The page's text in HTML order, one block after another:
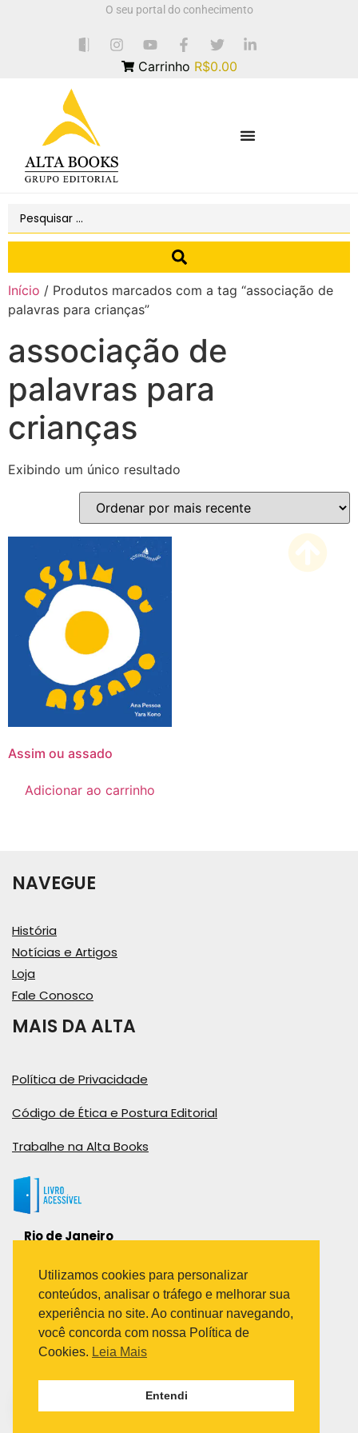
O seu portal do conhecimento
Carrinho R$0.00
Início / Produtos marcados com a tag “associação de
palavras para crianças”
associação de
palavras para
crianças
Exibindo um único resultado
Assim ou assado
Adicionar ao carrinho
NAVEGUE
História
Notícias e Artigos
Loja
Fale Conosco
MAIS DA ALTA
Política de Privacidade
Código de Ética e Postura Editorial
Trabalhe na Alta Books
Rio de Janeiro
Bairro Industrial do Jacaré
Rio de Janeiro – RJ – CEP: 20970-031
Telefone:
(21) 3278-8069
(21) 3995-7512
Avenida Paulista 1636 / sala 1407
Utilizamos cookies para personalizar
conteúdos, analisar o tráfego e melhorar sua
experiência no site. Ao continuar navegando,
você concorda com nossa Política de
Cookies. Leia Mais
Entendi